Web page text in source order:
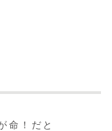
命！だと